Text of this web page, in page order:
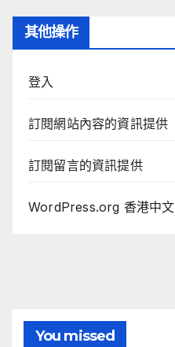
其他操作
登入
訂閱網站內容的資訊提供
訂閱留言的資訊提供
WordPress.org 香港中文
You missed